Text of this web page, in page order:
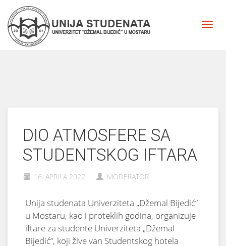
DIO ATMOSFERE SA
STUDENTSKOG IFTARA
16. APRILA 2022. MODERATOR
Unija studenata Univerziteta „Džemal Bijedić“
u Mostaru, kao i proteklih godina, organizuje
iftare za studente Univerziteta „Džemal
Bijedić“, koji žive van Studentskog hotela